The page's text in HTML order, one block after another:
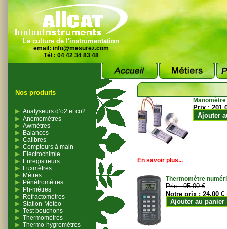
La culture de l'instrumentation
email: info@mesurez.com
Tél : 04 42 34 83 48
Nos produits
Analyseurs d’o2 et co2
Anémomètres
Awmètres
Balances
Calibres
Compteurs à main
Electrochimie
Enregistreurs
Luxmètres
Mètres
Pénétromètres
Ph-mètres
Réfractomètres
Station-Météo
Test bouchons
Thermomètres
Thermo-hygromètres
Prix :
Ajouter
En savoir plus...
Thermomètre
Prix :95.00 €
Notre prix :24.00 €
Ajouter au panier